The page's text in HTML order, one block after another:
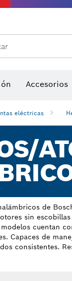
Accesorios
eléctricas
de
sin
cuentan
Capaces de
consistentes.